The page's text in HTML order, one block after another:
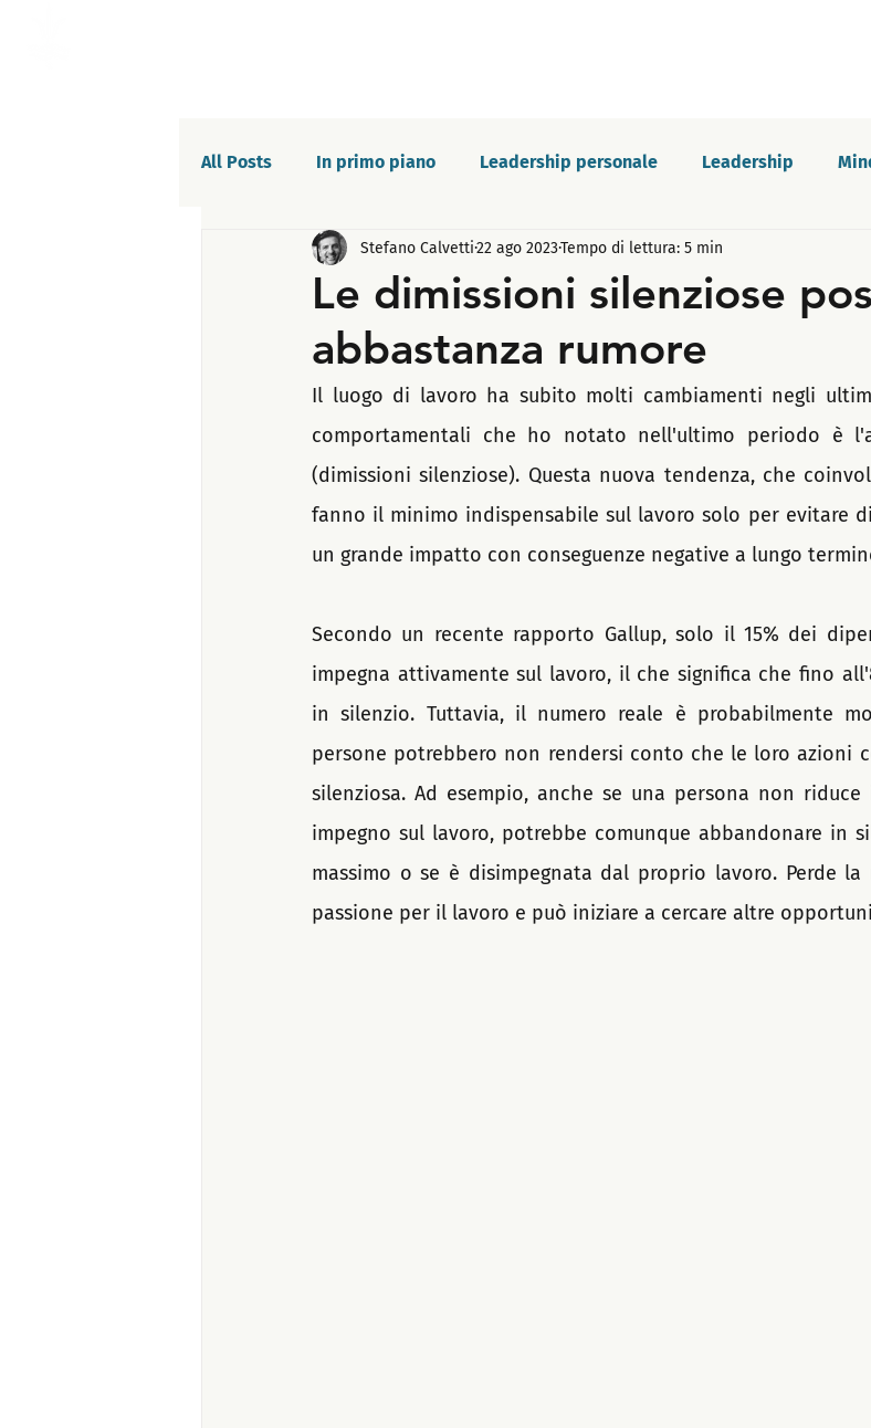
All Posts In primo piano Leadership personale Leadership
Lavoro di squadra Fiducia Forza di volontà Celebrazioni
Crescita personale Sindrome dell'impostore Bilanciamento della
Conoscenza di sè stessi Cultura Comunicazione
Le dimissioni silenziose
abbastanza rumore
Stefano Calvetti22 ago 2023Tempo di lettura: 5 min
Il luogo di lavoro ha subito molti cambiamenti negli
comportamentali che ho notato nell'ultimo periodo è
(dimissioni silenziose). Questa nuova tendenza, che
fanno il minimo indispensabile sul lavoro solo per evitare
un grande impatto con conseguenze negative a lungo
Secondo un recente rapporto Gallup, solo il 15% dei
impegna attivamente sul lavoro, il che significa che fino
in silenzio. Tuttavia, il numero reale è probabilmente
persone potrebbero non rendersi conto che le loro azioni
silenziosa. Ad esempio, anche se una persona non
impegno sul lavoro, potrebbe comunque abbandonare in
massimo o se è disimpegnata dal proprio lavoro. Perde
passione per il lavoro e può iniziare a cercare altre